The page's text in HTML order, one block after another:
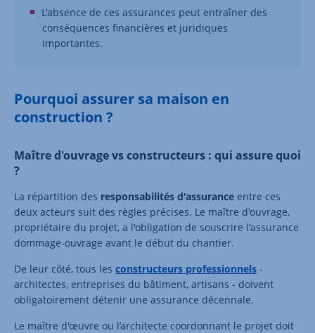
L'absence de ces assurances peut entraîner des
conséquences financières et juridiques
importantes.
Pourquoi assurer sa maison en
construction ?
Maître d'ouvrage vs constructeurs : qui assure quoi
?
La répartition des responsabilités d'assurance entre ces
deux acteurs suit des règles précises. Le maître d'ouvrage,
propriétaire du projet, a l'obligation de souscrire l'assurance
dommage-ouvrage avant le début du chantier.
De leur côté, tous les constructeurs professionnels -
architectes, entreprises du bâtiment, artisans - doivent
obligatoirement détenir une assurance décennale.
Le maître d'œuvre ou l’architecte coordonnant le projet doit